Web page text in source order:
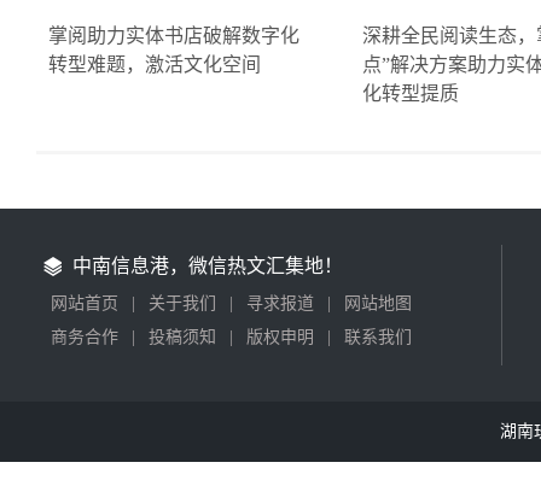
掌阅助力实体书店破解数字化
转型难题，激活文化空间
深耕全民阅读生态，
点”解决方案助力实
化转型提质
中南信息港，微信热文汇集地！
网站首页 关于我们 寻求报道
网站地图
商务合作
投稿须知 版权申明 联系我们
湖南